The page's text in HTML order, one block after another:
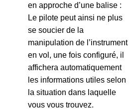
en approche d’une balise :
Le pilote peut ainsi ne plus
se soucier de la
manipulation de l’instrument
en vol, une fois configuré, il
affichera automatiquement
les informations utiles selon
la situation dans laquelle
vous vous trouvez.